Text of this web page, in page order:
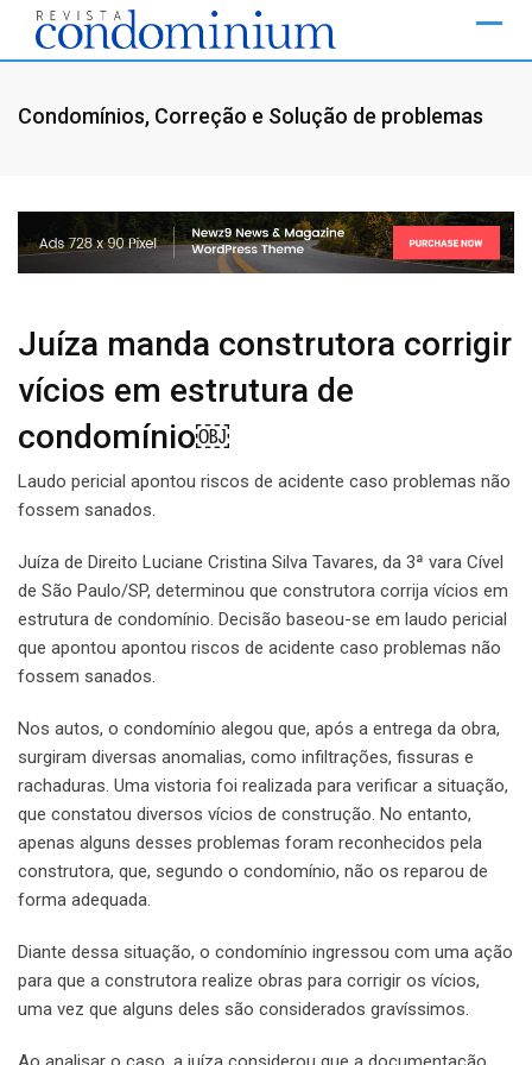
Condomínios, Correção e Solução de problemas
Juíza manda construtora corrigir
vícios em estrutura de
condomínio￼
Laudo pericial apontou riscos de acidente caso problemas não
fossem sanados.
Juíza de Direito Luciane Cristina Silva Tavares, da 3ª vara Cível
de São Paulo/SP, determinou que construtora corrija vícios em
estrutura de condomínio. Decisão baseou-se em laudo pericial
que apontou apontou riscos de acidente caso problemas não
fossem sanados.
Nos autos, o condomínio alegou que, após a entrega da obra,
surgiram diversas anomalias, como infiltrações, fissuras e
rachaduras. Uma vistoria foi realizada para verificar a situação,
que constatou diversos vícios de construção. No entanto,
apenas alguns desses problemas foram reconhecidos pela
construtora, que, segundo o condomínio, não os reparou de
forma adequada.
Diante dessa situação, o condomínio ingressou com uma ação
para que a construtora realize obras para corrigir os vícios,
uma vez que alguns deles são considerados gravíssimos.